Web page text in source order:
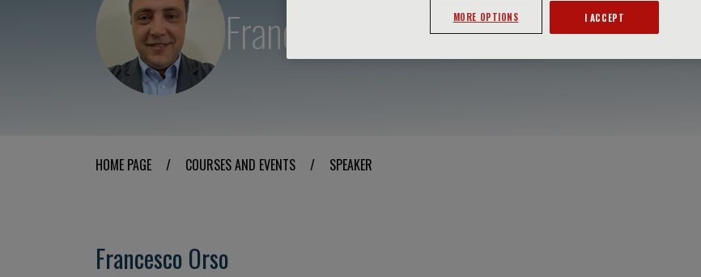
Francesco Orso
HOME PAGE / COURSES AND EVENTS / SPEAKER
Francesco Orso
MORE OPTIONS I ACCEPT